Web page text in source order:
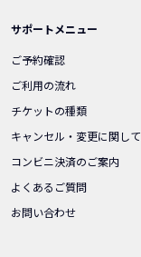
サポートメニュー
ご予約確認
ご利用の流れ
チケットの種類
キャンセル・変更に関して
コンビニ決済のご案内
よくあるご質問
お問い合わせ